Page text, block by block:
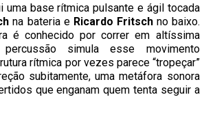
uma base rítmica pulsante e ágil tocada
na bateria e Ricardo Fritschno baixo.
é conhecido por correr em altíssima
simula esse movimento
rítmica por vezes parece “tropeçar”
subitamente, uma metáfora sonora
que enganam quem tenta seguir a